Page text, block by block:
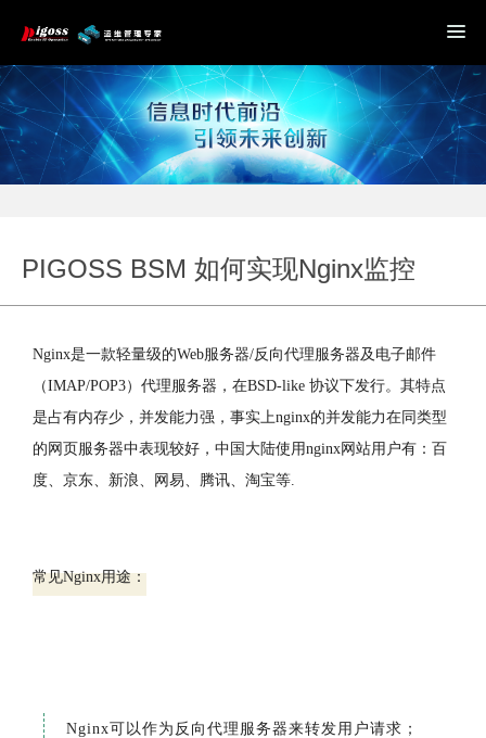
PIGOSS BSM 如何实现Nginx监控
Nginx是一款轻量级的Web服务器/反向代理服务器及电子邮件
（IMAP/POP3）代理服务器，在BSD-like 协议下发行。其特点
是占有内存少，并发能力强，事实上nginx的并发能力在同类型
的网页服务器中表现较好，中国大陆使用nginx网站用户有：百
度、京东、新浪、网易、腾讯、淘宝等.
常见Nginx用途：
Nginx可以作为反向代理服务器来转发用户请求；